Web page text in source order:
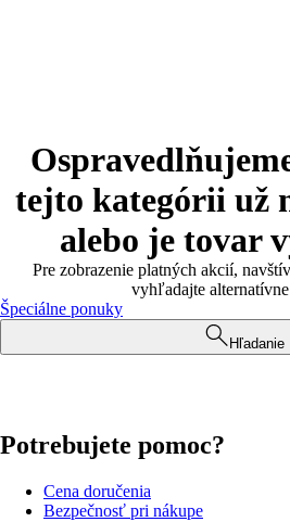
tejto kategórii už
alebo je tovar
Pre zobrazenie platných akcií,
vyhľadajte
Špeciálne ponuky
Hľadanie
Potrebujete pomoc?
Cena doručenia
Bezpečnosť pri nákupe